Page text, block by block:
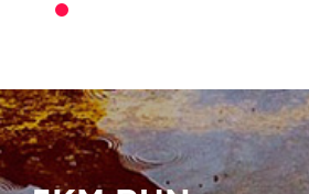
5KM
RUN
в
ръцете